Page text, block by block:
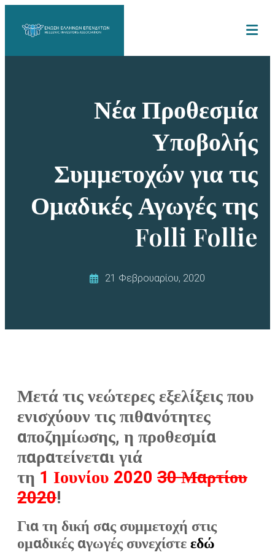
Νέα Προθεσμία
Υποβολής
Συμμετοχών για τις
Ομαδικές Αγωγές της
Folli Follie
21 Φεβρουαρίου, 2020
Μετά τις νεώτερες εξελίξεις που
ενισχύουν τις πιθανότητες
αποζημίωσης, η προθεσμία
παρατείνεται γιά
τη 1 Ιουνίου 2020 30 Μαρτίου
2020!
Για τη δική σας συμμετοχή στις
ομαδικές αγωγές συνεχίστεεδώ